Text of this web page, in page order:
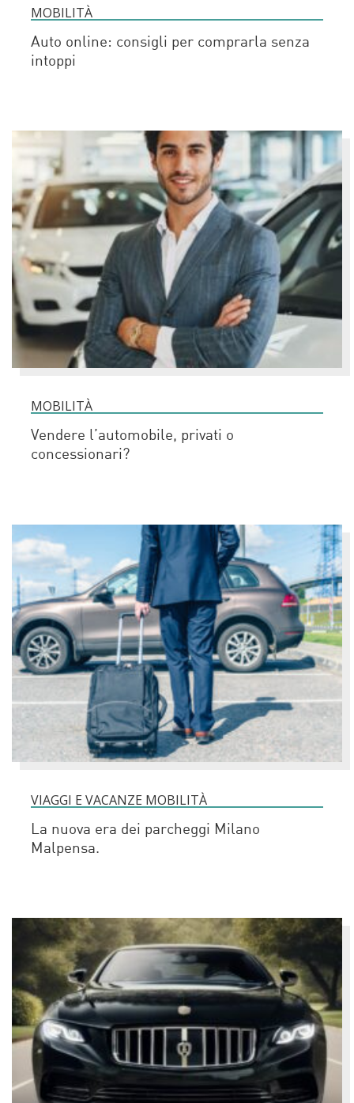
MOBILITÀ
Auto online: consigli per comprarla senza
intoppi
MOBILITÀ
Vendere l’automobile, privati o
concessionari?
VIAGGI E VACANZE MOBILITÀ
La nuova era dei parcheggi Milano
Malpensa.